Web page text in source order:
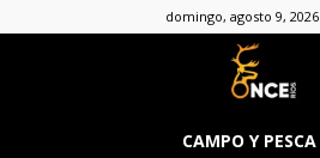
domingo, agosto 9, 2026
CAMPO Y PESCA